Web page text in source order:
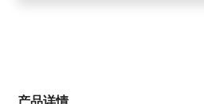
产品详情